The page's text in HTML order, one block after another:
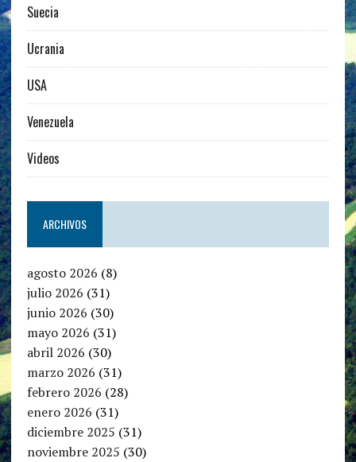
Suecia
Ucrania
USA
Venezuela
Videos
ARCHIVOS
agosto 2026 (8)
julio 2026 (31)
junio 2026 (30)
mayo 2026 (31)
abril 2026 (30)
marzo 2026 (31)
febrero 2026 (28)
enero 2026 (31)
diciembre 2025 (31)
noviembre 2025 (30)